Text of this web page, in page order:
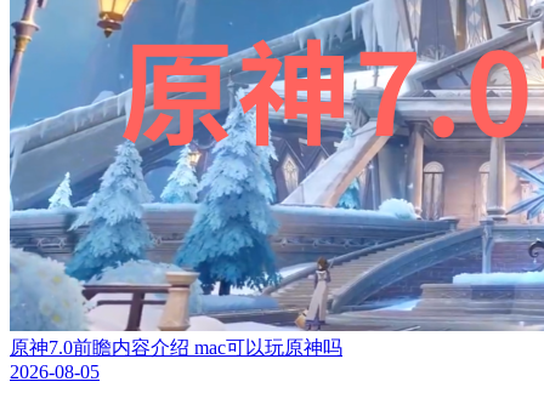
原神7.0前瞻内容介绍 mac可以玩原神吗
2026-08-05